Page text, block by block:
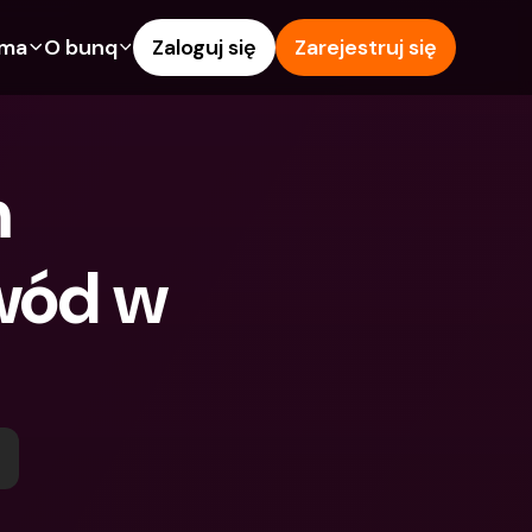
Wypłaty i wpłaty z
bankomatów
O bunq
Dokumenty prawne
Zaloguj się Zarejestruj się
w